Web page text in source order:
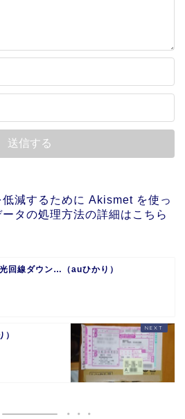
減するために Akismet を使っ
ータの処理方法の詳細はこちら
光回線ダウン…（auひかり）